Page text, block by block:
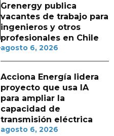
Grenergy publica
vacantes de trabajo para
ingenieros y otros
profesionales en Chile
agosto 6, 2026
Acciona Energía lidera
proyecto que usa IA
para ampliar la
capacidad de
transmisión eléctrica
agosto 6, 2026